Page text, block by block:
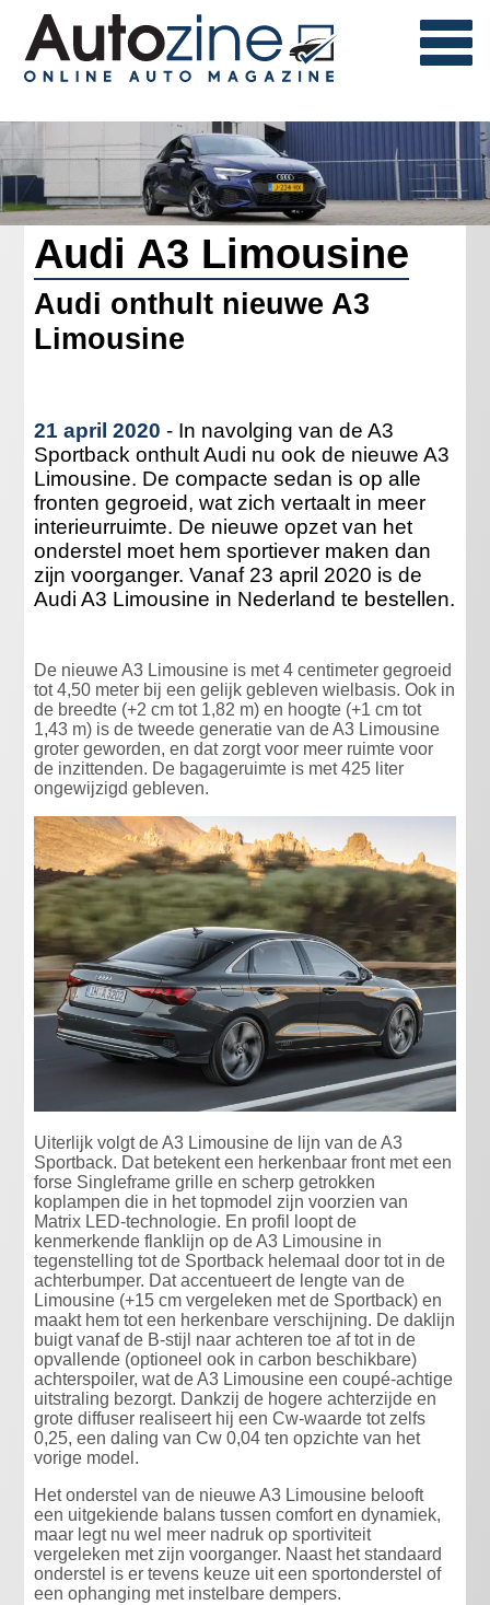
Audi A3 Limousine
Audi onthult nieuwe A3
Limousine
21 april 2020 - In navolging van de A3
Sportback onthult Audi nu ook de nieuwe A3
Limousine. De compacte sedan is op alle
fronten gegroeid, wat zich vertaalt in meer
interieurruimte. De nieuwe opzet van het
onderstel moet hem sportiever maken dan
zijn voorganger. Vanaf 23 april 2020 is de
Audi A3 Limousine in Nederland te bestellen.
De nieuwe A3 Limousine is met 4 centimeter gegroeid
tot 4,50 meter bij een gelijk gebleven wielbasis. Ook in
de breedte (+2 cm tot 1,82 m) en hoogte (+1 cm tot
1,43 m) is de tweede generatie van de A3 Limousine
groter geworden, en dat zorgt voor meer ruimte voor
de inzittenden. De bagageruimte is met 425 liter
ongewijzigd gebleven.
Uiterlijk volgt de A3 Limousine de lijn van de A3
Sportback. Dat betekent een herkenbaar front met een
forse Singleframe grille en scherp getrokken
koplampen die in het topmodel zijn voorzien van
Matrix LED-technologie. En profil loopt de
kenmerkende flanklijn op de A3 Limousine in
tegenstelling tot de Sportback helemaal door tot in de
achterbumper. Dat accentueert de lengte van de
Limousine (+15 cm vergeleken met de Sportback) en
maakt hem tot een herkenbare verschijning. De daklijn
buigt vanaf de B-stijl naar achteren toe af tot in de
opvallende (optioneel ook in carbon beschikbare)
achterspoiler, wat de A3 Limousine een coupé-achtige
uitstraling bezorgt. Dankzij de hogere achterzijde en
grote diffuser realiseert hij een Cw-waarde tot zelfs
0,25, een daling van Cw 0,04 ten opzichte van het
vorige model.
Het onderstel van de nieuwe A3 Limousine belooft
een uitgekiende balans tussen comfort en dynamiek,
maar legt nu wel meer nadruk op sportiviteit
vergeleken met zijn voorganger. Naast het standaard
onderstel is er tevens keuze uit een sportonderstel of
een ophanging met instelbare dempers.